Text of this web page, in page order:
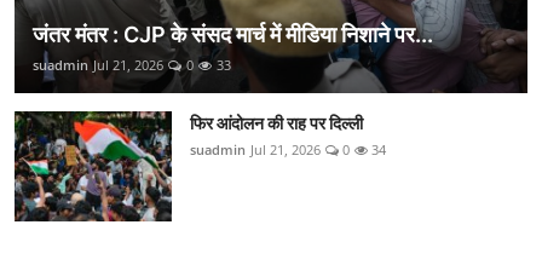
जंतर मंतर : CJP के संसद मार्च में मीडिया निशाने पर...
suadmin Jul 21, 2026 0 33
फिर आंदोलन की राह पर दिल्ली
suadmin Jul 21, 2026 0 34